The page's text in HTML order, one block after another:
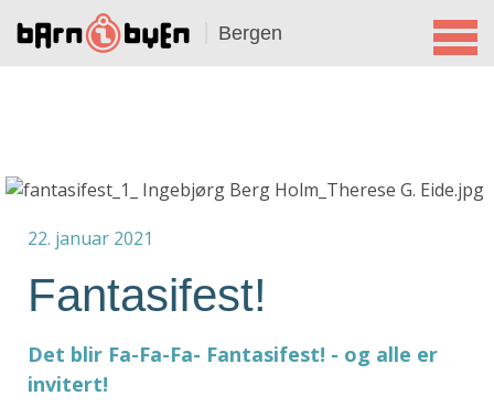
Bergen
22. januar 2021
Fantasifest!
Det blir Fa-Fa-Fa- Fantasifest! - og alle er
invitert!